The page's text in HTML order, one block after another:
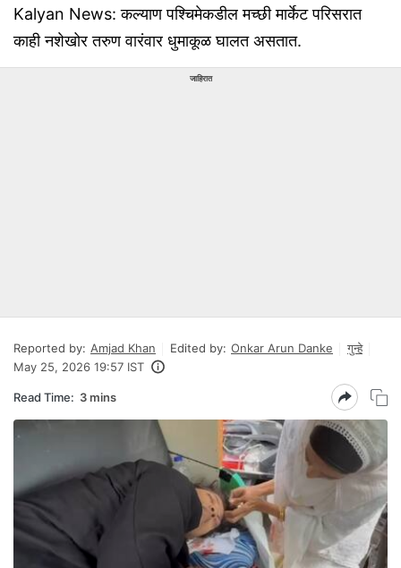
Kalyan News: कल्याण पश्चिमेकडील मच्छी मार्केट परिसरात
काही नशेखोर तरुण वारंवार धुमाकूळ घालत असतात.
जाहिरात
Reported by: Amjad Khan Edited by: Onkar Arun Danke
गुन्हे
May 25, 2026 19:57 IST
Read Time: 3 mins